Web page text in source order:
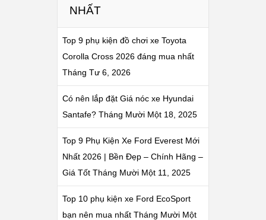
NHẤT
Top 9 phụ kiện đồ chơi xe Toyota
Corolla Cross 2026 đáng mua nhất
Tháng Tư 6, 2026
Có nên lắp đặt Giá nóc xe Hyundai
Santafe? Tháng Mười Một 18, 2025
Top 9 Phụ Kiện Xe Ford Everest Mới
Nhất 2026 | Bền Đẹp – Chính Hãng –
Giá Tốt Tháng Mười Một 11, 2025
Top 10 phụ kiện xe Ford EcoSport
bạn nên mua nhất Tháng Mười Một